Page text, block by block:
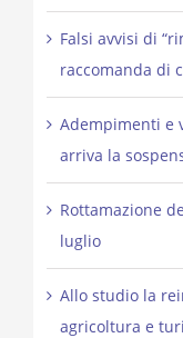
Falsi avvisi di
raccomanda di
Adempimenti e
arriva la
Rottamazione
luglio
Allo studio la
agricoltura e